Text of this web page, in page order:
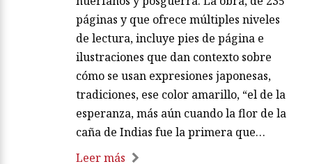
páginas y que ofrece múltiples niveles
de lectura, incluye pies de página e
ilustraciones que dan contexto sobre
cómo se usan expresiones japonesas,
tradiciones, ese color amarillo, “el de la
esperanza, más aún cuando la flor de la
caña de Indias fue la primera que…
Leer más